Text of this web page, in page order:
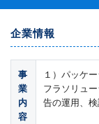
企業情報
事
業
内
容
１）パッケ
フラソリュ
告の運用、